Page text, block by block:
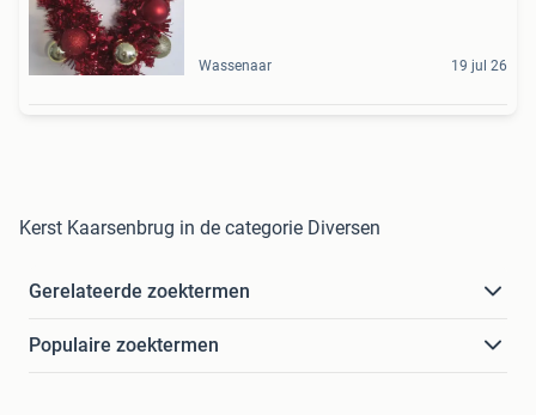
Wassenaar 19 jul 26
Kerst Kaarsenbrug in de categorie Diversen
Gerelateerde zoektermen
Populaire zoektermen